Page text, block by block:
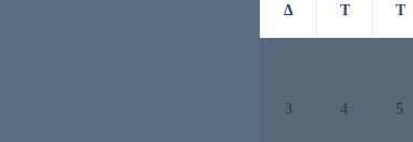
Δ Τ Τ
3 4 5